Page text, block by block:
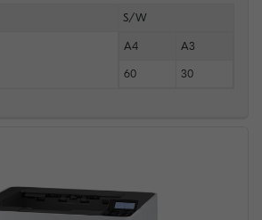
S/W
A4 A3
60 30